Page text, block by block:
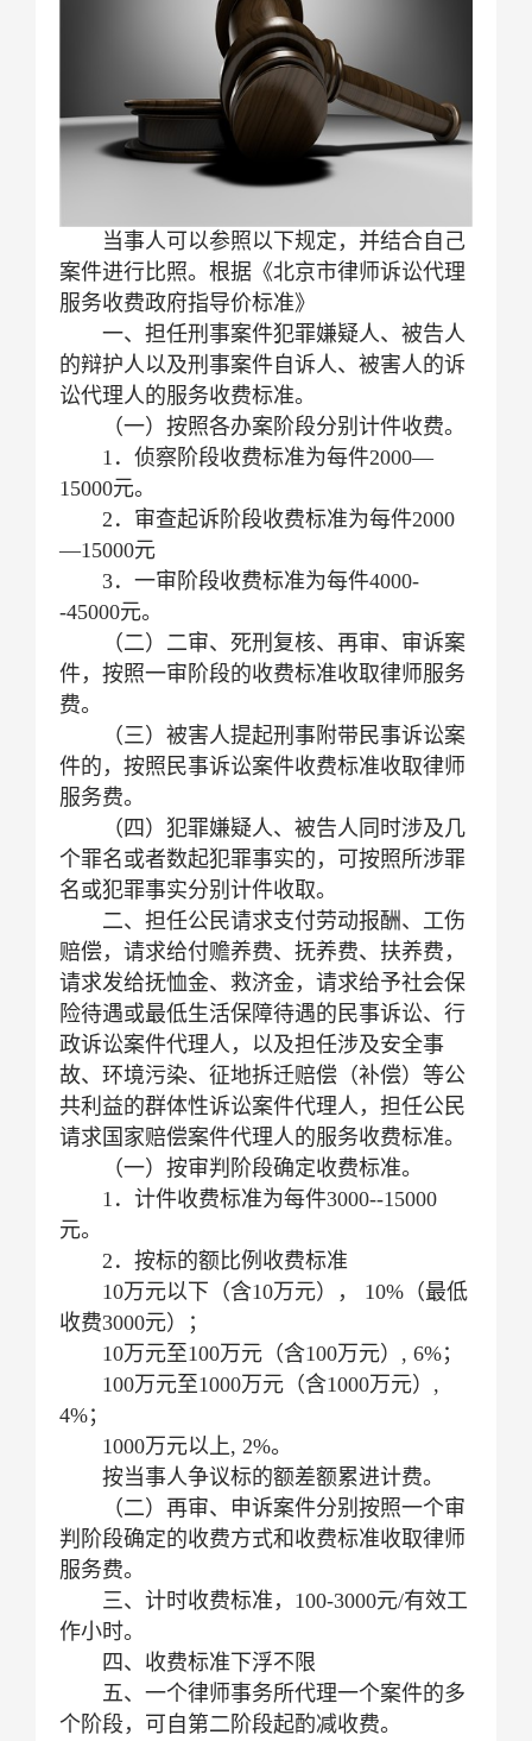
当事人可以参照以下规定，并结合自己
案件进行比照。根据《北京市律师诉讼代理
服务收费政府指导价标准》
一、担任刑事案件犯罪嫌疑人、被告人
的辩护人以及刑事案件自诉人、被害人的诉
讼代理人的服务收费标准。
（一）按照各办案阶段分别计件收费。
1．侦察阶段收费标准为每件2000—
15000元。
2．审查起诉阶段收费标准为每件2000
—15000元
3．一审阶段收费标准为每件4000-
-45000元。
（二）二审、死刑复核、再审、审诉案
件，按照一审阶段的收费标准收取律师服务
费。
（三）被害人提起刑事附带民事诉讼案
件的，按照民事诉讼案件收费标准收取律师
服务费。
（四）犯罪嫌疑人、被告人同时涉及几
个罪名或者数起犯罪事实的，可按照所涉罪
名或犯罪事实分别计件收取。
二、担任公民请求支付劳动报酬、工伤
赔偿，请求给付赡养费、抚养费、扶养费，
请求发给抚恤金、救济金，请求给予社会保
险待遇或最低生活保障待遇的民事诉讼、行
政诉讼案件代理人，以及担任涉及安全事
故、环境污染、征地拆迁赔偿（补偿）等公
共利益的群体性诉讼案件代理人，担任公民
请求国家赔偿案件代理人的服务收费标准。
（一）按审判阶段确定收费标准。
1．计件收费标准为每件3000--15000
元。
2．按标的额比例收费标准
10万元以下（含10万元）， 10%（最低
收费3000元）；
10万元至100万元（含100万元）, 6%；
100万元至1000万元（含1000万元）,
4%；
1000万元以上, 2%。
按当事人争议标的额差额累进计费。
（二）再审、申诉案件分别按照一个审
判阶段确定的收费方式和收费标准收取律师
服务费。
三、计时收费标准，100-3000元/有效工
作小时。
四、收费标准下浮不限
五、一个律师事务所代理一个案件的多
个阶段，可自第二阶段起酌减收费。